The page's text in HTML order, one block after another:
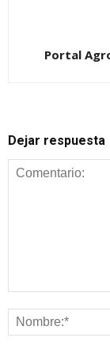
Portal
Dejar respuesta